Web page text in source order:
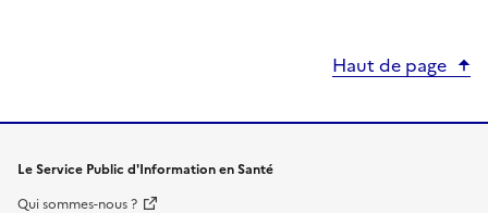
Haut de page
Le Service Public d'Information en Santé
Qui sommes-nous ?